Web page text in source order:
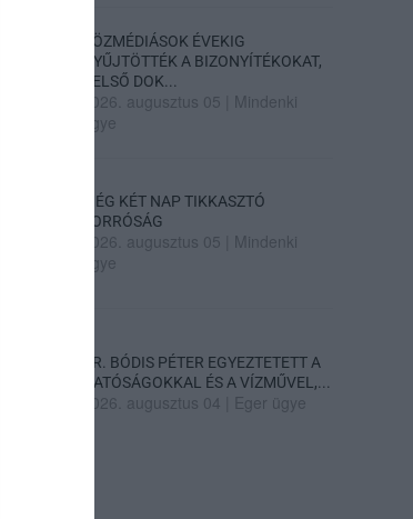
KÖZMÉDIÁSOK ÉVEKIG
GYŰJTÖTTÉK A BIZONYÍTÉKOKAT,
BELSŐ DOK...
2026. augusztus 05
Mindenki
ügye
MÉG KÉT NAP TIKKASZTÓ
FORRÓSÁG
2026. augusztus 05
Mindenki
ügye
DR. BÓDIS PÉTER EGYEZTETETT A
HATÓSÁGOKKAL ÉS A VÍZMŰVEL,...
2026. augusztus 04 Eger ügye